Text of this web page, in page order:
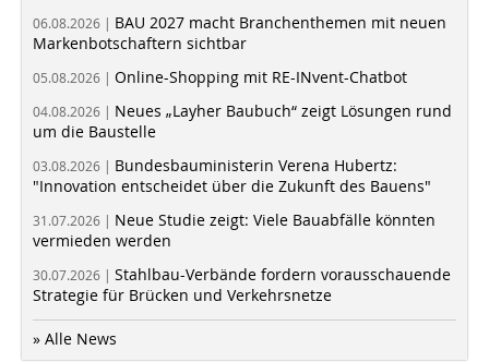
06.08.2026 | BAU 2027 macht Branchenthemen mit neuen
Markenbotschaftern sichtbar
05.08.2026 | Online-Shopping mit RE-INvent-Chatbot
04.08.2026 | Neues „Layher Baubuch“ zeigt Lösungen rund
um die Baustelle
03.08.2026 | Bundesbauministerin Verena Hubertz:
"Innovation entscheidet über die Zukunft des Bauens"
31.07.2026 | Neue Studie zeigt: Viele Bauabfälle könnten
vermieden werden
30.07.2026 | Stahlbau-Verbände fordern vorausschauende
Strategie für Brücken und Verkehrsnetze
» Alle News